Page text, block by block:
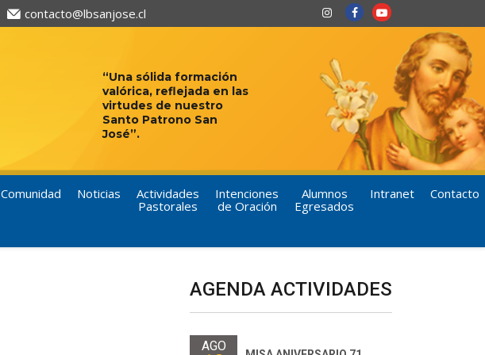
contacto@lbsanjose.cl
“Una sólida formación
valórica, reflejada en las
virtudes de nuestro
Santo Patrono San
José”.
Comunidad Noticias
Actividades
Pastorales
Intenciones
de Oración
Alumnos
Egresados
Intranet Contacto
AGENDA ACTIVIDADES
AGO